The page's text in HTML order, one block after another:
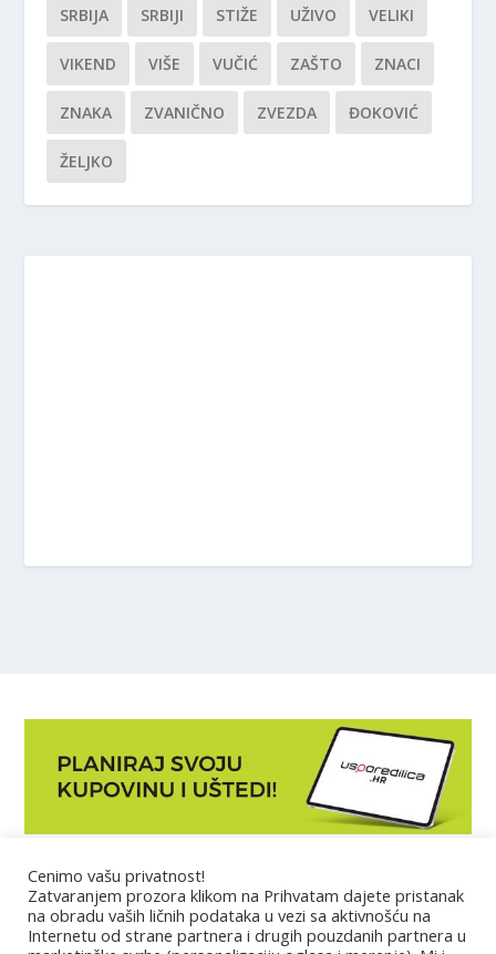
SRBIJA SRBIJI STIŽE UŽIVO VELIKI
VIKEND VIŠE VUČIĆ ZAŠTO ZNACI
ZNAKA ZVANIČNO ZVEZDA ĐOKOVIĆ
ŽELJKO
Marketing
Impressum
Cenimo vašu privatnost!
Zatvaranjem prozora klikom na Prihvatam dajete pristanak
na obradu vaših ličnih podataka u vezi sa aktivnošću na
Internetu od strane partnera i drugih pouzdanih partnera u